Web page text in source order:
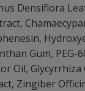
Densiflora
Gum, PEG-
Oil, Glycyrrhiza
Zingiber